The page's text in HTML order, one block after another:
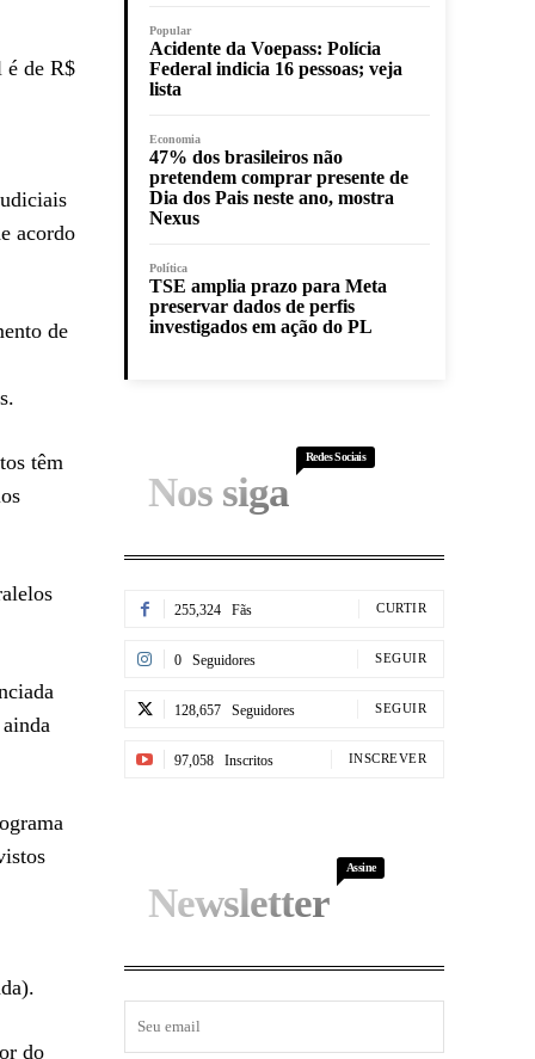
é de R$
acordo
de
têm
do
Popular
Acidente da Voepass: Polícia
Federal indicia 16 pessoas; veja
lista
Economia
47% dos brasileiros não
pretendem comprar presente de
Dia dos Pais neste ano, mostra
Nexus
Política
TSE amplia prazo para Meta
preservar dados de perfis
investigados em ação do PL
Nos siga
Redes Sociais
255,324 Fãs CURTIR
0 Seguidores SEGUIR
128,657 Seguidores SEGUIR
97,058 Inscritos INSCREVER
Newsletter
Assine